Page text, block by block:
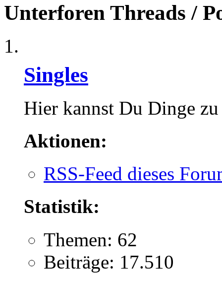
Unterforen Threads /
Singles
Hier kannst Du Dinge
Aktionen:
RSS-Feed dieses
Statistik:
Themen: 62
Beiträge: 17.510